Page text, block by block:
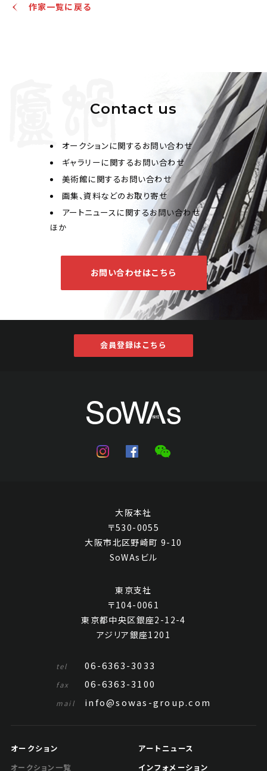
作家一覧に戻る
Contact us
オークションに関するお問い合わせ
ギャラリーに関するお問い合わせ
美術館に関するお問い合わせ
画集、資料などのお取り寄せ
アートニュースに関するお問い合わせ
ほか
お問い合わせはこちら
会員登録はこちら
大阪本社
〒530-0055
大阪市北区野崎町 9-10
SoWAsビル
東京支社
〒104-0061
東京都中央区銀座2-12-4
アジリア銀座1201
tel 06-6363-3033
fax 06-6363-3100
mail info@sowas-group.com
オークション
オークション一覧
アートニュース
インフォメーション